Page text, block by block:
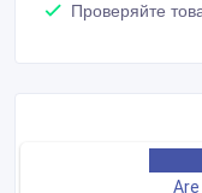
Проверяйте